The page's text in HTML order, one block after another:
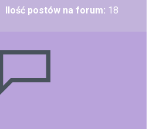
Ilość postów na forum: 18